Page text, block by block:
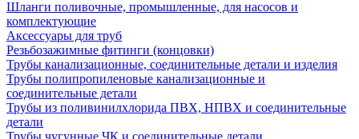
Шланги поливочные, промышленные, для насосов и
комплектующие
Аксессуары для труб
Резьбозажимные фитинги (концовки)
Трубы канализационные, соединительные детали и изделия
Трубы полипропиленовые канализационные и
соединительные детали
Трубы из поливинилхлорида ПВХ, НПВХ и соединительные
детали
Трубы чугунные ЧК и соединительные детали